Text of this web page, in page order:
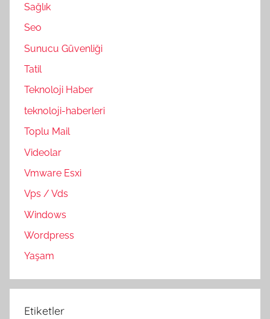
Sağlık
Seo
Sunucu Güvenliği
Tatil
Teknoloji Haber
teknoloji-haberleri
Toplu Mail
Videolar
Vmware Esxi
Vps / Vds
Windows
Wordpress
Yaşam
Etiketler